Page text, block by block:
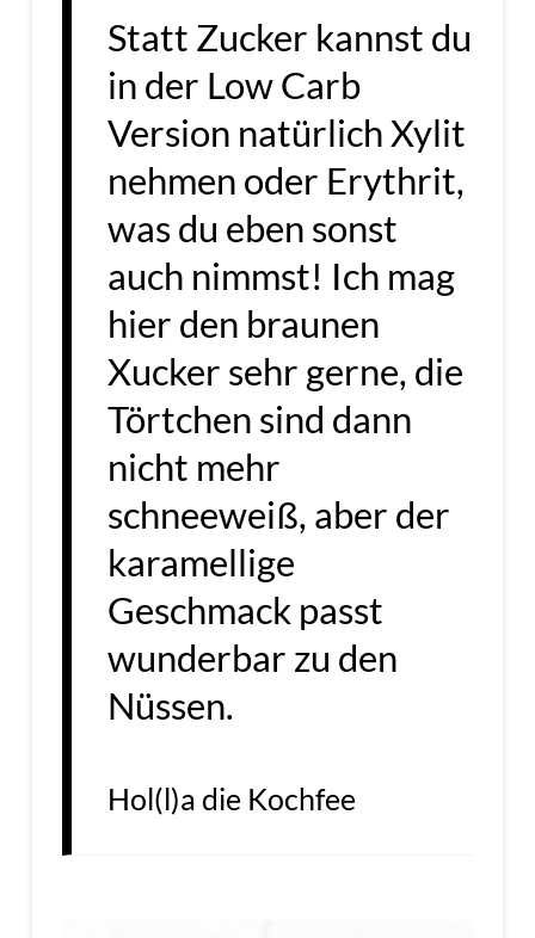
Statt Zucker kannst du
in der Low Carb
Version natürlich Xylit
nehmen oder Erythrit,
was du eben sonst
auch nimmst! Ich mag
hier den braunen
Xucker sehr gerne, die
Törtchen sind dann
nicht mehr
schneeweiß, aber der
karamellige
Geschmack passt
wunderbar zu den
Nüssen.
Hol(l)a die Kochfee